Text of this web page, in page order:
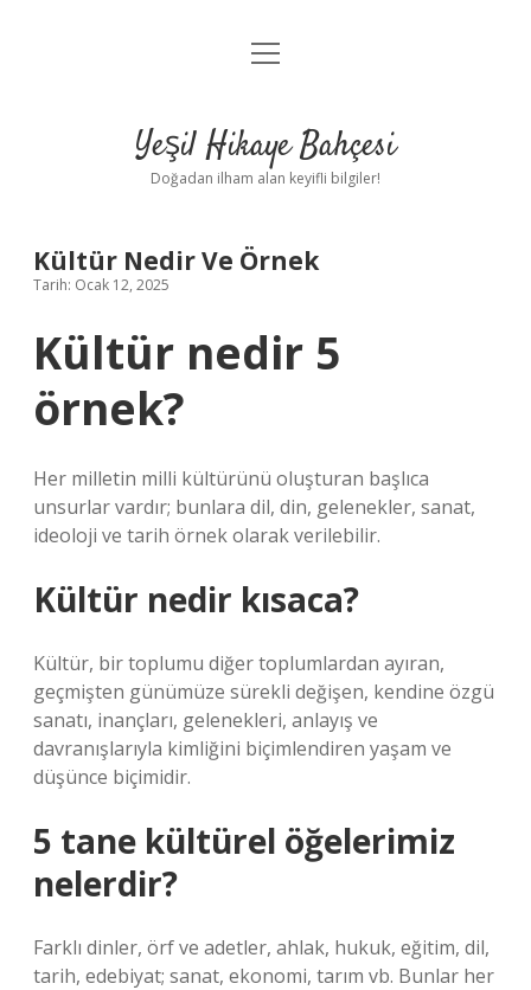
Anasayfa
Yasal Uyarı
menüyü
Yeşil Hikaye Bahçesi
Doğadan ilham alan keyifli bilgiler!
Kültür Nedir Ve Örnek
Tarih: Ocak 12, 2025
Kültür nedir 5
örnek?
Her milletin milli kültürünü oluşturan başlıca
unsurlar vardır; bunlara dil, din, gelenekler, sanat,
ideoloji ve tarih örnek olarak verilebilir.
Kültür nedir kısaca?
Kültür, bir toplumu diğer toplumlardan ayıran,
geçmişten günümüze sürekli değişen, kendine özgü
sanatı, inançları, gelenekleri, anlayış ve
davranışlarıyla kimliğini biçimlendiren yaşam ve
düşünce biçimidir.
5 tane kültürel öğelerimiz
nelerdir?
Farklı dinler, örf ve adetler, ahlak, hukuk, eğitim, dil,
tarih, edebiyat; sanat, ekonomi, tarım vb. Bunlar her